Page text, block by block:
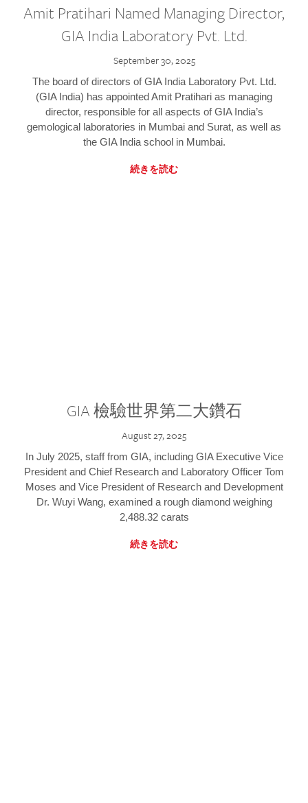
Amit Pratihari Named Managing Director,
GIA India Laboratory Pvt. Ltd.
September 30, 2025
The board of directors of GIA India Laboratory Pvt. Ltd.
(GIA India) has appointed Amit Pratihari as managing
director, responsible for all aspects of GIA India’s
gemological laboratories in Mumbai and Surat, as well as
the GIA India school in Mumbai.
続きを読む
GIA 檢驗世界第二大鑽石
August 27, 2025
In July 2025, staff from GIA, including GIA Executive Vice
President and Chief Research and Laboratory Officer Tom
Moses and Vice President of Research and Development
Dr. Wuyi Wang, examined a rough diamond weighing
2,488.32 carats
続きを読む